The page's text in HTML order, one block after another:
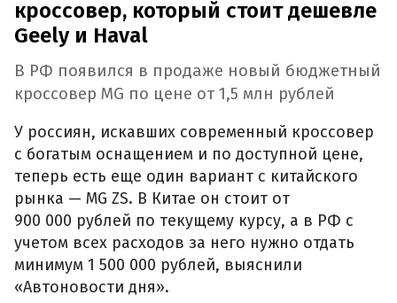
кроссовер, который стоит дешевле
Geely и Haval
В РФ появился в продаже новый бюджетный
кроссовер MG по цене от 1,5 млн рублей
У россиян, искавших современный кроссовер
с богатым оснащением и по доступной цене,
теперь есть еще один вариант с китайского
рынка — MG ZS. В Китае он стоит от
900 000 рублей по текущему курсу, а в РФ с
учетом всех расходов за него нужно отдать
минимум 1 500 000 рублей, выяснили
«Автоновости дня».